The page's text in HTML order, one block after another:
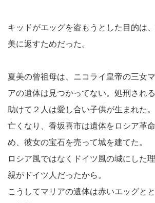
キッドがエッグを盗もうとした目的は
美に返すためだった。
夏美の曾祖母は、ニコライ皇帝の三女
アの遺体は見つかってない。処刑され
助けて２人は愛し合い子供が生まれた
亡くなり、香坂喜市は遺体をロシア革
め、彼女の宝石を売って城を建てた。
ロシア風ではなくドイツ風の城にした
親がドイツ人だったから。
こうしてマリアの遺体は赤いエッグと